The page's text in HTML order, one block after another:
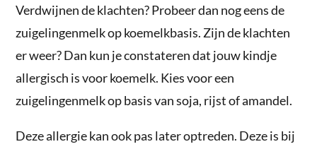
Verdwijnen de klachten? Probeer dan nog eens de
zuigelingenmelk op koemelkbasis. Zijn de klachten
er weer? Dan kun je constateren dat jouw kindje
allergisch is voor koemelk. Kies voor een
zuigelingenmelk op basis van soja, rijst of amandel.
Deze allergie kan ook pas later optreden. Deze is bij